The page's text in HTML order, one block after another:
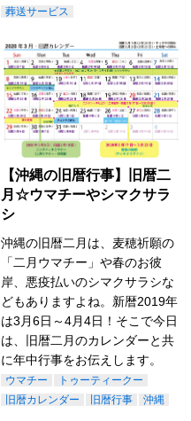
葬送サービス
【沖縄の旧暦行事】旧暦二
月☆ウマチーやシマクサラ
シ
沖縄の旧暦二月は、麦穂祈願の
「二月ウマチー」や春のお彼
岸、悪疫払いのシマクサラシな
どもありますよね。新暦2019年
は3月6日～4月4日！そこで今日
は、旧暦二月のカレンダーと共
に年中行事をお伝えします。
ウマチー
トゥーティークー
旧暦カレンダー
旧暦行事 沖縄